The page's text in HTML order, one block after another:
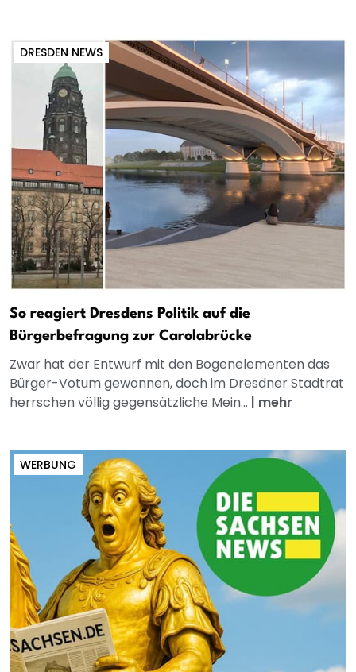
DRESDEN NEWS
So reagiert Dresdens Politik auf die
Bürgerbefragung zur Carolabrücke
Zwar hat der Entwurf mit den Bogenelementen das
Bürger-Votum gewonnen, doch im Dresdner Stadtrat
herrschen völlig gegensätzliche Mein... | mehr
WERBUNG